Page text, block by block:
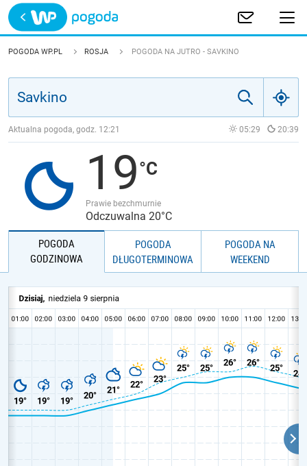
Trwa ładowanie
POLSKA
JAKOŚĆ POWIETRZA
POGODA WP.PL ROSJA POGODA NA JUTRO - SAVKINO
Aktualna pogoda, godz. 12:21 05:29 20:39
19
Prawie bezchmurnie
Odczuwalna 20°C
POGODA
GODZINOWA
POGODA
DŁUGOTERMINOWA
POGODA NA
WEEKEND